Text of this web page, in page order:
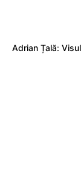
Adrian Țală: